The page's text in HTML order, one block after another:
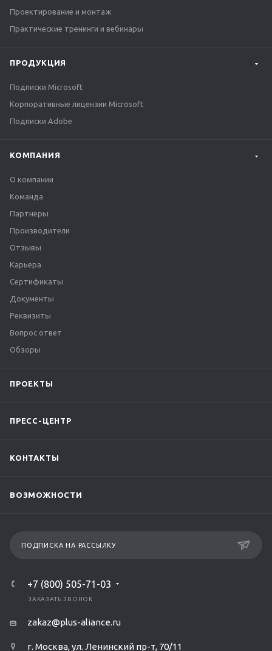
Проектирование и монтаж
Практические тренинги и вебинары
ПРОДУКЦИЯ
Подписки Microsoft
Корпоративные лицензии Microsoft
Подписки Adobe
КОМПАНИЯ
О компании
Команда
Партнеры
Производители
Отзывы
Карьера
Сертификаты
Документы
Реквизиты
Вопрос ответ
Обзоры
ПРОЕКТЫ
ПРЕСС-ЦЕНТР
КОНТАКТЫ
ВОЗМОЖНОСТИ
ПОДПИСКА НА РАССЫЛКУ
+7 (800) 505-71-03
ЗАКАЗАТЬ ЗВОНОК
zakaz@plus-aliance.ru
г. Москва, ул. Ленинский пр-т, 70/11